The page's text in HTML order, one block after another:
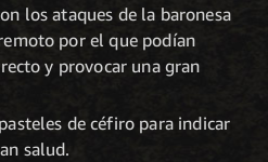
los ataques de la baronesa
por el que podían
y provocar una gran
de céfiro para indicar
salud.